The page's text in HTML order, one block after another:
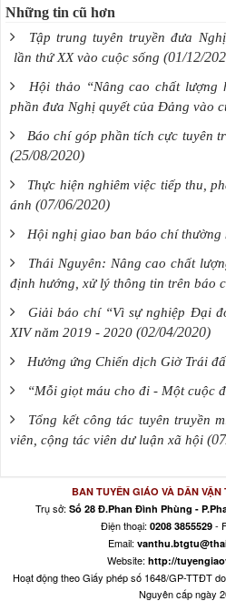
Những tin cũ hơn
Tập trung tuyên truyền đưa
lần thứ XX vào cuộc sống (01/12/
Hội thảo “Nâng cao chất
phần đưa Nghị quyết của Đảng vào
Báo chí góp phần tích cực tuyên
(25/08/2020)
Thực hiện nghiêm việc tiếp thu,
ánh (07/06/2020)
Hội nghị giao ban báo chí thường
Thái Nguyên: Nâng cao chất
định hướng, xử lý thông tin trên báo
Giải báo chí “Vì sự nghiệp Đại
XIV năm 2019 - 2020 (02/04/2020)
Hưởng ứng Chiến dịch Giờ Trái
“Mỗi giọt máu cho đi - Một cuộc
Tổng kết công tác tuyên truyền
viên, cộng tác viên dư luận xã hội
BAN TUYÊN GIÁO VÀ DÂN VẬN
Trụ sở: Số 28 Đ.Phan Đình Phùng -
Điện thoại: 0208 3855529-
Email:
Website: http://
Hoạt động theo Giấy phép số 1648/GP-TTĐT
Nguyên cấp ngày